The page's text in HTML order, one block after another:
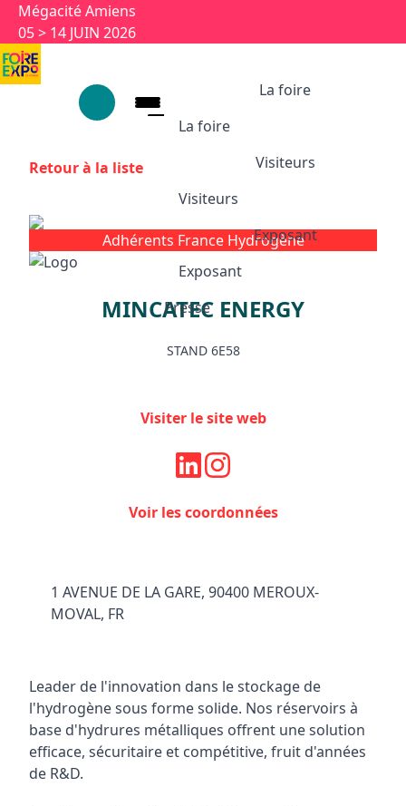
Aller au contenu principal
Mégacité Amiens
05 > 14 JUIN 2026
La foire
La foire
Ses univers
Partenaires et labels
Visiteurs
Visiteurs
Visiteurs
Animations et temps forts
Infos pratiques
Exposant
Exposant
Exposant
Pourquoi exposer ?
Presse
Retour à la liste
Adhérents France Hydrogène
MINCATEC ENERGY
STAND 6E58
Visiter le site web
Voir les coordonnées
1 AVENUE DE LA GARE, 90400 MEROUX-
MOVAL, FR
Leader de l'innovation dans le stockage de
l'hydrogène sous forme solide. Nos réservoirs à
base d'hydrures métalliques offrent une solution
efficace, sécuritaire et compétitive, fruit d'années
de R&D.
Panneau de gestion des cookies